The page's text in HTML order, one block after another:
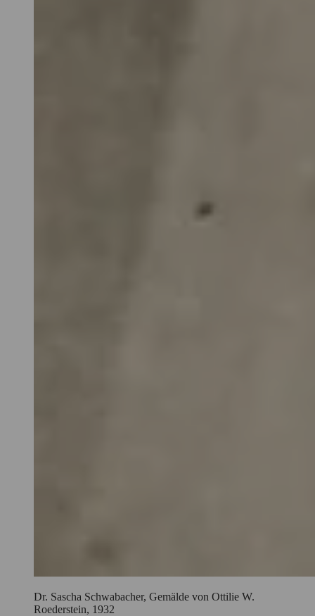
Dr. Sascha Schwabacher, Gemälde von Ottilie W.
Roederstein, 1932